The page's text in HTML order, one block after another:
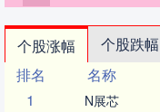
个股涨幅 个股跌幅
排名
名称
1
N展芯